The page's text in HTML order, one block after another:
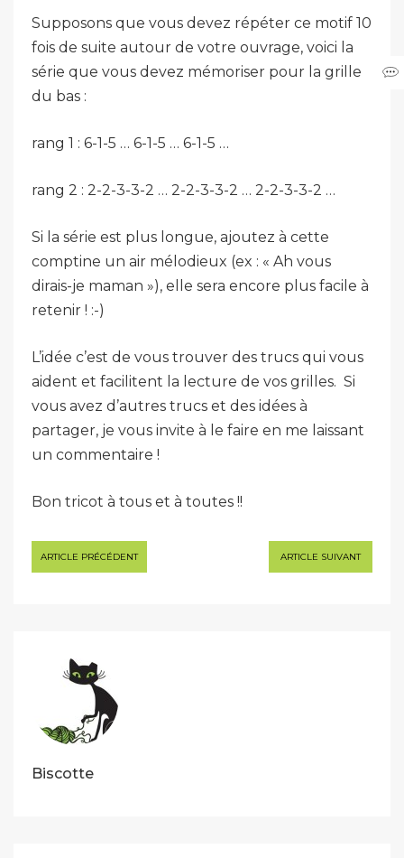
Supposons que vous devez répéter ce motif 10
fois de suite autour de votre ouvrage, voici la
série que vous devez mémoriser pour la grille
du bas :
rang 1 : 6-1-5 … 6-1-5 … 6-1-5 …
rang 2 : 2-2-3-3-2 … 2-2-3-3-2 … 2-2-3-3-2 …
Si la série est plus longue, ajoutez à cette
comptine un air mélodieux (ex : « Ah vous
dirais-je maman »), elle sera encore plus facile à
retenir ! :-)
L’idée c’est de vous trouver des trucs qui vous
aident et facilitent la lecture de vos grilles. Si
vous avez d’autres trucs et des idées à
partager, je vous invite à le faire en me laissant
un commentaire !
Bon tricot à tous et à toutes !!
Navigation
de
ARTICLE PRÉCÉDENT ARTICLE SUIVANT
Biscotte